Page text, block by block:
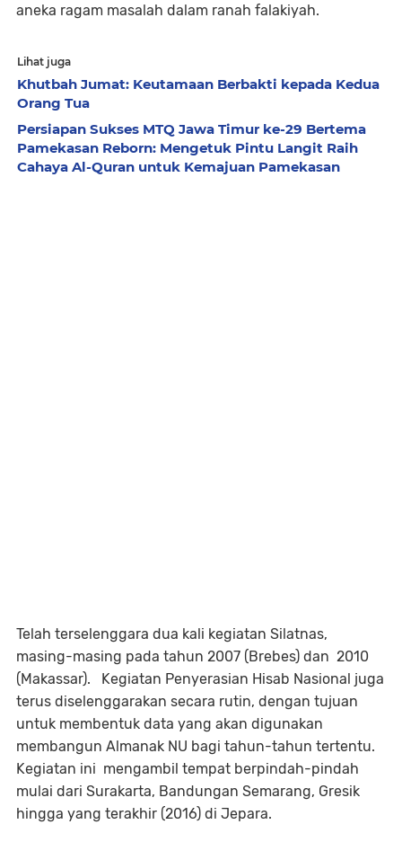
aneka ragam masalah dalam ranah falakiyah.
Lihat juga
Khutbah Jumat: Keutamaan Berbakti kepada Kedua
Orang Tua
Persiapan Sukses MTQ Jawa Timur ke-29 Bertema
Pamekasan Reborn: Mengetuk Pintu Langit Raih
Cahaya Al-Quran untuk Kemajuan Pamekasan
Telah terselenggara dua kali kegiatan Silatnas,
masing-masing pada tahun 2007 (Brebes) dan 2010
(Makassar). Kegiatan Penyerasian Hisab Nasional juga
terus diselenggarakan secara rutin, dengan tujuan
untuk membentuk data yang akan digunakan
membangun Almanak NU bagi tahun-tahun tertentu.
Kegiatan ini mengambil tempat berpindah-pindah
mulai dari Surakarta, Bandungan Semarang, Gresik
hingga yang terakhir (2016) di Jepara.